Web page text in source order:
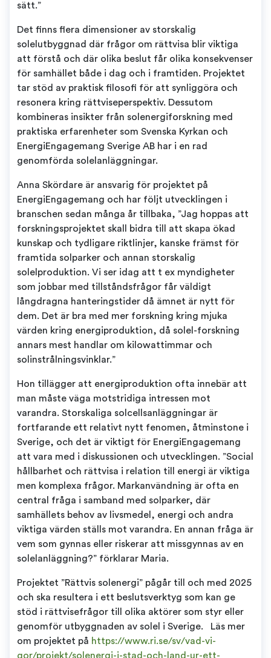
sätt.”
Det finns flera dimensioner av storskalig
solelutbyggnad där frågor om rättvisa blir viktiga
att förstå och där olika beslut får olika konsekvenser
för samhället både i dag och i framtiden. Projektet
tar stöd av praktisk filosofi för att synliggöra och
resonera kring rättviseperspektiv. Dessutom
kombineras insikter från solenergiforskning med
praktiska erfarenheter som Svenska Kyrkan och
EnergiEngagemang Sverige AB har i en rad
genomförda solelanläggningar.
Anna Skördare är ansvarig för projektet på
EnergiEngagemang och har följt utvecklingen i
branschen sedan många år tillbaka, ”Jag hoppas att
forskningsprojektet skall bidra till att skapa ökad
kunskap och tydligare riktlinjer, kanske främst för
framtida solparker och annan storskalig
solelproduktion. Vi ser idag att t ex myndigheter
som jobbar med tillståndsfrågor får väldigt
långdragna hanteringstider då ämnet är nytt för
dem. Det är bra med mer forskning kring mjuka
värden kring energiproduktion, då solel-forskning
annars mest handlar om kilowattimmar och
solinstrålningsvinklar.”
Hon tillägger att energiproduktion ofta innebär att
man måste väga motstridiga intressen mot
varandra. Storskaliga solcellsanläggningar är
fortfarande ett relativt nytt fenomen, åtminstone i
Sverige, och det är viktigt för EnergiEngagemang
att vara med i diskussionen och utvecklingen. ”Social
hållbarhet och rättvisa i relation till energi är viktiga
men komplexa frågor. Markanvändning är ofta en
central fråga i samband med solparker, där
samhällets behov av livsmedel, energi och andra
viktiga värden ställs mot varandra. En annan fråga är
vem som gynnas eller riskerar att missgynnas av en
solelanläggning?” förklarar Maria.
Projektet ”Rättvis solenergi” pågår till och med 2025
och ska resultera i ett beslutsverktyg som kan ge
stöd i rättvisefrågor till olika aktörer som styr eller
genomför utbyggnaden av solel i Sverige. Läs mer
om projektet på https://www.ri.se/sv/vad-vi-
gor/projekt/solenergi-i-stad-och-land-ur-ett-